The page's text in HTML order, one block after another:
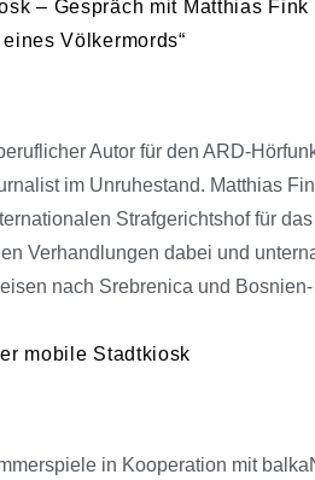
– Gespräch mit Matthias Fink
Völkermords“
Autor für den ARD-
im Unruhestand. Matthias
Strafgerichtshof für das
Verhandlungen dabei und
nach Srebrenica und Bosnien-
mobile Stadtkiosk
in Kooperation mit